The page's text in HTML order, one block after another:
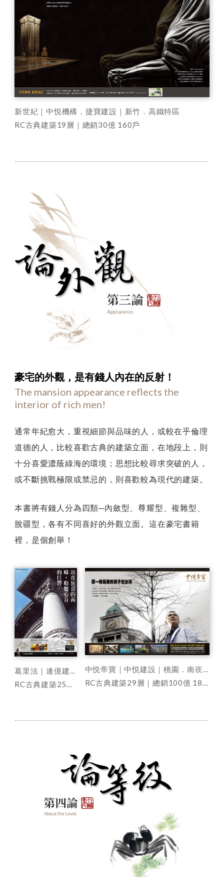
新世紀｜中悦機構．捷寶建設｜新竹．高鐵特區
RC古典建築19層｜總銷30億 160戶
第
三
論
：
論
外
觀
豪宅的外觀， 是有錢人內在的反射！
The mansion appearance reflects the
interior of rich men!
通常年紀愈大，重視細節與品味的人，或較在乎倫理
道德的人，比較喜歡古典的建築立面，在地段上，則
十分喜愛濃蔭綠海的環境；思想比較尋求突破的人，
或不斷挑戰極限或禁忌的，則喜歡較為現代的建築。
本書將有錢人分為四類─內斂型、尊耀型、複雜型、
脫疆型，各有不同喜好的外觀立面。這在豪宅書籍
裡，是個創舉！
葛里法｜連億建設｜桃園．中正路
RC古典建築25層｜總銷30億 160戶
中悦帝寶｜中悦建設｜桃園．南崁新豪特區
RC古典建築29層｜總銷100億 188戶